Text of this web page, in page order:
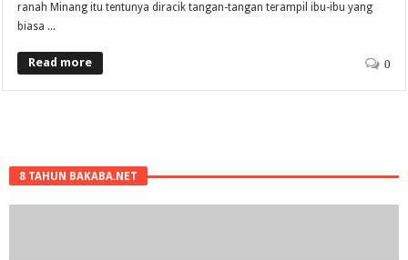
ranah Minang itu tentunya diracik tangan-tangan terampil ibu-ibu yang
biasa ...
Read more 0
8 TAHUN BAKABA.NET